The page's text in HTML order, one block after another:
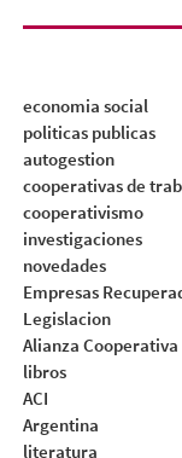
economia social
politicas publicas
autogestion
cooperativas de
cooperativismo
investigaciones
novedades
Empresas
Legislacion
Alianza
libros
ACI
Argentina
literatura